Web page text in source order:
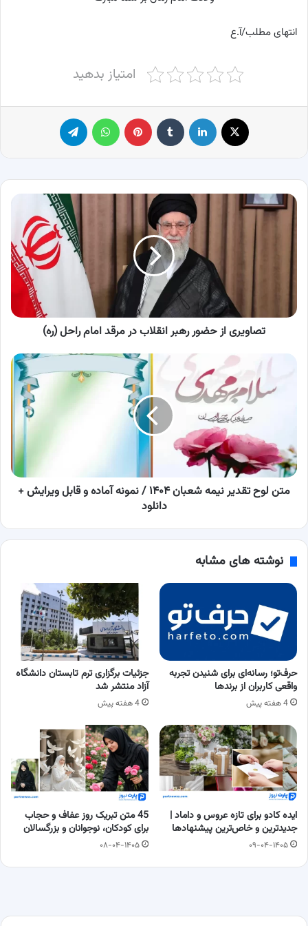
انتهای مطلب/آ.ع
امتیاز بدهید
لینکدین ‫تامبلر پینترست
تصاویری
حضور
رهبر
انقلاب
راحل
تصاویری از حضور رهبر انقلاب در مرقد امام راحل (ره)
/
نمونه
آماده
متن لوح تقدیر نیمه شعبان ۱۴۰۴ / نمونه آماده و قابل ویرایش +
دانلود
نوشته های مشابه
حرف‌تو؛ رسانه‌ای برای شنیدن تجربه
واقعی کاربران از برندها
4 هفته پیش
جزئیات برگزاری ترم تابستان دانشگاه
آزاد منتشر شد
4 هفته پیش
ایده کادو برای تازه عروس و داماد |
جدیدترین و خاص‌ترین پیشنهادها
۰۹-۰۴-۱۴۰۵
45 متن تبریک روز عفاف و حجاب
برای کودکان، نوجوانان و بزرگسالان
۰۸-۰۴-۱۴۰۵